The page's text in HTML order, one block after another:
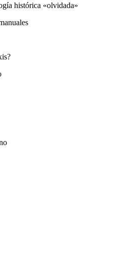
histórica «olvidada»